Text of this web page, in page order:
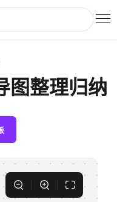
图整理归纳